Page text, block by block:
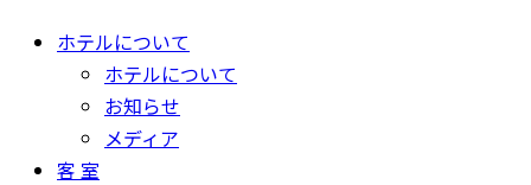
ホテルについて
ホテルについて
お知らせ
メディア
客 室